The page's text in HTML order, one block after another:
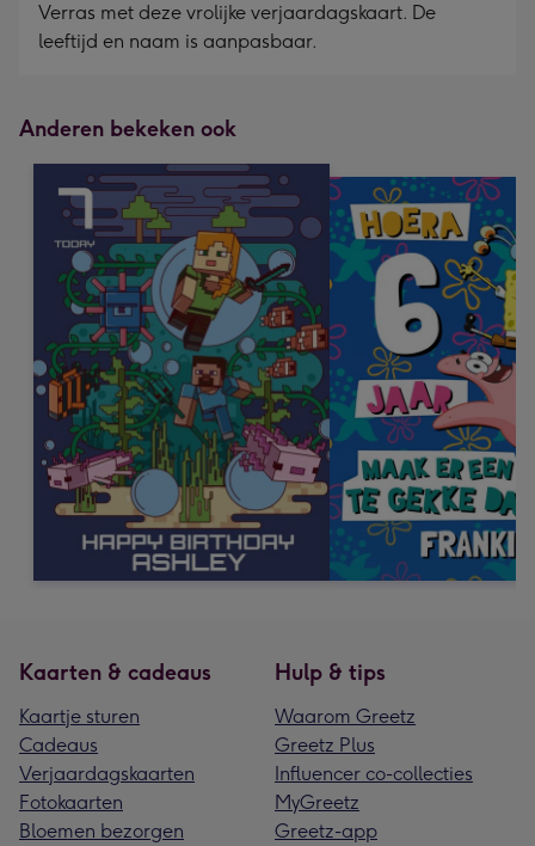
241
x
Verras met deze vrolijke verjaardagskaart. De
leeftijd en naam is aanpasbaar.
Anderen bekeken ook
Kaarten & cadeaus
Kaartje sturen
Cadeaus
Verjaardagskaarten
Fotokaarten
Bloemen bezorgen
Hulp & tips
Waarom Greetz
Greetz Plus
Influencer co-collecties
MyGreetz
Greetz-app